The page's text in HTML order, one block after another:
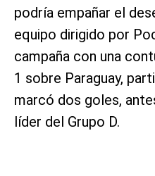
podría empañar el
equipo dirigido por
campaña con una
1 sobre Paraguay,
marcó dos goles,
líder del Grupo D.